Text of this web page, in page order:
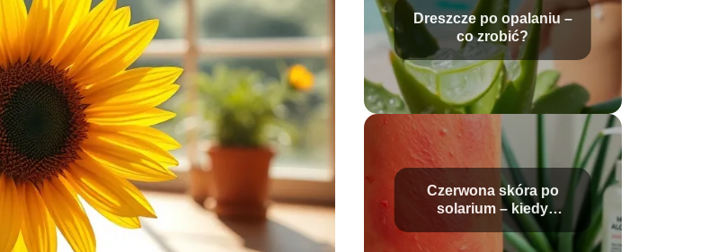
Dreszcze po opalaniu –
co zrobić?
Czerwona skóra po
solarium – kiedy
zejdzie?